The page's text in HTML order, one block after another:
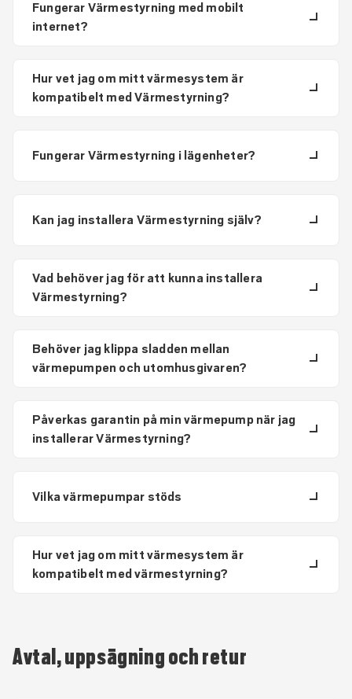
Fungerar Värmestyrning med mobilt
internet?
Hur vet jag om mitt värmesystem är
kompatibelt med Värmestyrning?
Fungerar Värmestyrning i lägenheter?
Kan jag installera Värmestyrning själv?
Vad behöver jag för att kunna installera
Värmestyrning?
Behöver jag klippa sladden mellan
värmepumpen och utomhusgivaren?
Påverkas garantin på min värmepump när jag
installerar Värmestyrning?
Vilka värmepumpar stöds
Hur vet jag om mitt värmesystem är
kompatibelt med värmestyrning?
Avtal, uppsägning och retur